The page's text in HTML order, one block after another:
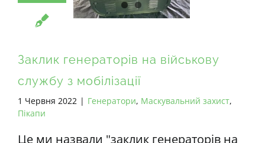
Заклик генераторів на військову
службу з мобілізації
1 Червня 2022 | Генератори, Маскувальний захист,
Пікапи
Це ми назвали "заклик генераторів на